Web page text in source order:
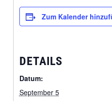
Zum Kalender
DETAILS
Datum:
September 5